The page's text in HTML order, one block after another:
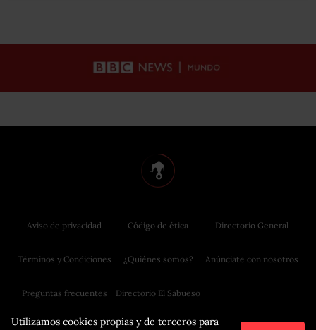
Utilizamos cookies propias y de terceros para
Aviso de privacidad
Términos y Condiciones
Preguntas frecuentes
Código de ética
¿Quiénes somos?
Directorio El Sabueso
Directorio General
Anúnciate con nosotros